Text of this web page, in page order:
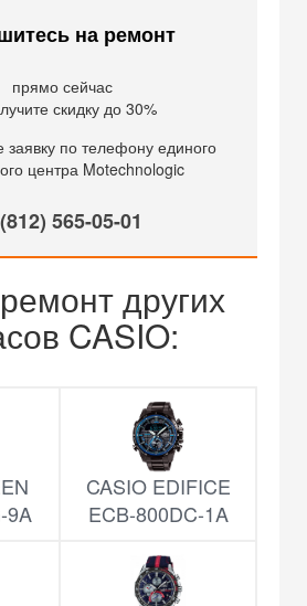
на ремонт
прямо сейчас
скидку до 30%
заявку по телефону единого
центра Motechnologic
565-05-01
других
CASIO:
9A
CASIO EDIFICE
ECB-800DC-1A